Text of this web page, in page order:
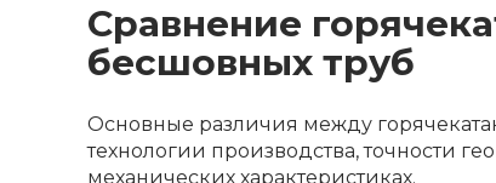
Сравнение
бесшовных труб
Основные различия между
технологии производства, точности
механических характеристиках.